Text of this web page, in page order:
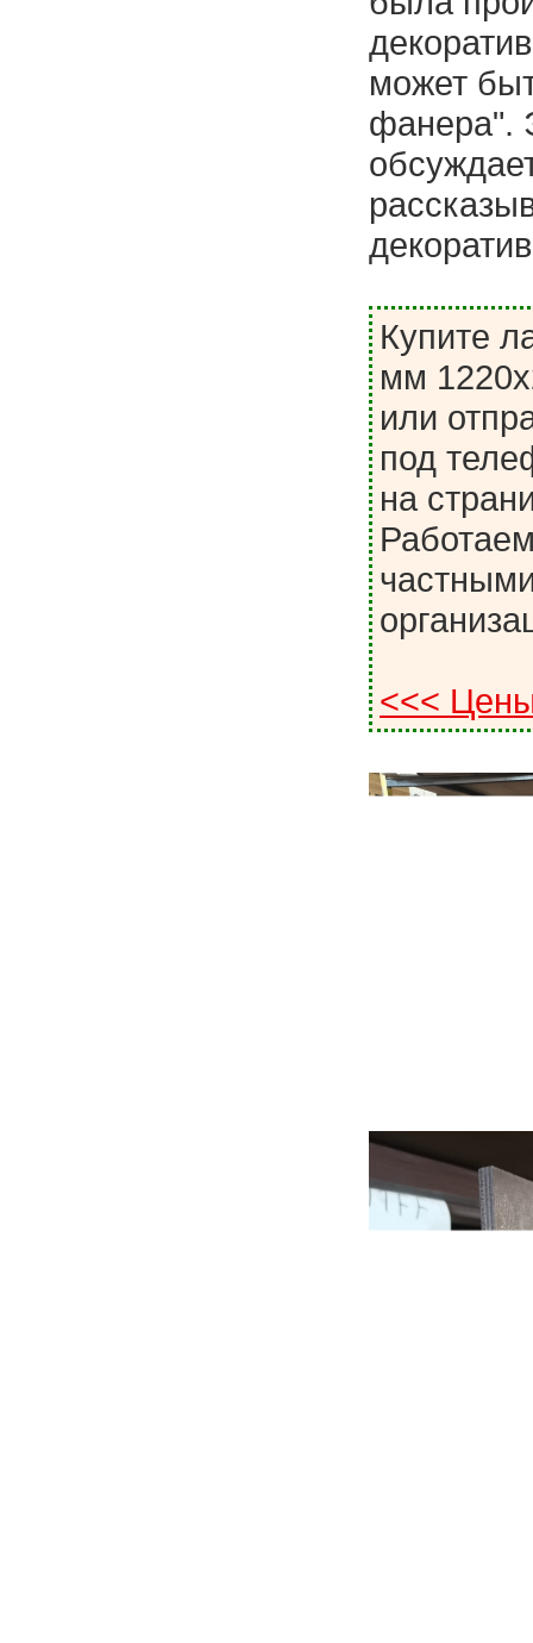
может
фанера".
Купите
мм
или
под
на
<<<